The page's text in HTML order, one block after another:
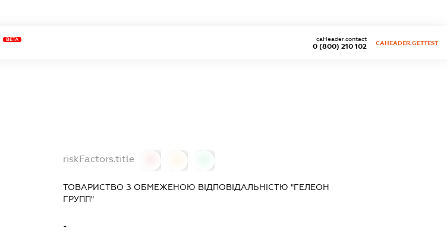
BETA
0 (800) 210 102
caHeader.contact
CAHEADER.GETTEST
riskFactors.title
ТОВАРИСТВО З ОБМЕЖЕНОЮ ВІДПОВІДАЛЬНІСТЮ "ГЕЛЕОН
ГРУПП"
-